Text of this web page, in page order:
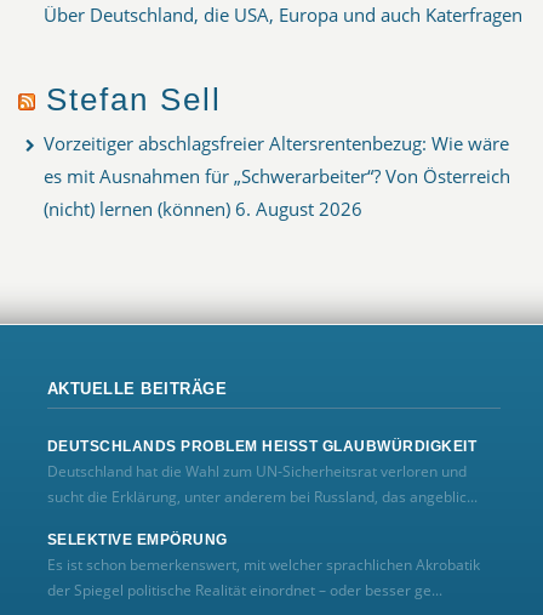
Über Deutschland, die USA, Europa und auch Katerfragen
Stefan Sell
Vorzeitiger abschlagsfreier Altersrentenbezug: Wie wäre
es mit Ausnahmen für „Schwerarbeiter“? Von Österreich
(nicht) lernen (können) 6. August 2026
AKTUELLE BEITRÄGE
DEUTSCHLANDS PROBLEM HEISST GLAUBWÜRDIGKEIT
Deutschland hat die Wahl zum UN‑Sicherheitsrat verloren und
sucht die Erklärung, unter anderem bei Russland, das angeblic...
SELEKTIVE EMPÖRUNG
Es ist schon bemerkenswert, mit welcher sprachlichen Akrobatik
der Spiegel politische Realität einordnet – oder besser ge...